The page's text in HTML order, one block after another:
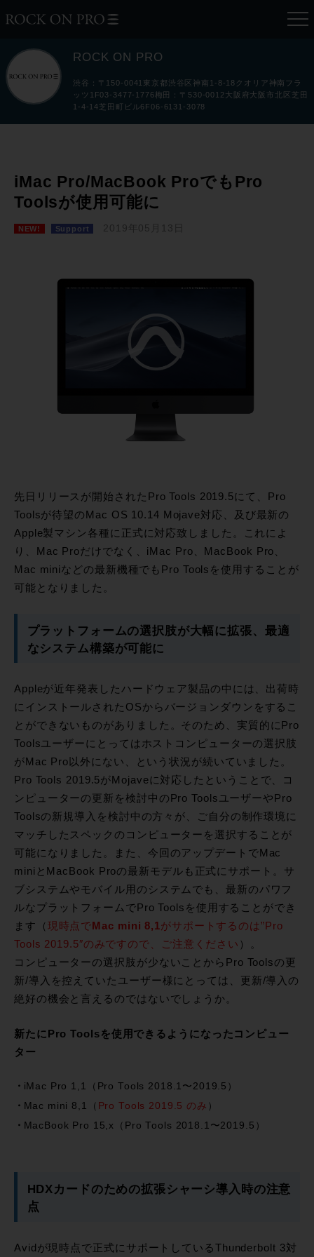
ROCK ON PRO
渋谷：〒150-0041東京都渋谷区神南1-8-18クオリア神南フラ
ッツ1F03-3477-1776梅田：〒530-0012大阪府大阪市北区芝田
1-4-14芝田町ビル6F06-6131-3078
iMac Pro/MacBook ProでもPro
Toolsが使用可能に
NEW! Support 2019年05月13日
先日リリースが開始されたPro Tools 2019.5にて、Pro
Toolsが待望のMac OS 10.14 Mojave対応、及び最新の
Apple製マシン各種に正式に対応致しました。これによ
り、Mac Proだけでなく、iMac Pro、MacBook Pro、
Mac miniなどの最新機種でもPro Toolsを使用することが
可能となりました。
プラットフォームの選択肢が大幅に拡張、最適
なシステム構築が可能に
Appleが近年発表したハードウェア製品の中には、出荷時
にインストールされたOSからバージョンダウンをするこ
とができないものがありました。そのため、実質的にPro
Toolsユーザーにとってはホストコンピューターの選択肢
がMac Pro以外にない、という状況が続いていました。
Pro Tools 2019.5がMojaveに対応したということで、コ
ンピューターの更新を検討中のPro ToolsユーザーやPro
Toolsの新規導入を検討中の方々が、ご自分の制作環境に
マッチしたスペックのコンピューターを選択することが
可能になりました。また、今回のアップデートでMac
miniとMacBook Proの最新モデルも正式にサポート。サ
ブシステムやモバイル用のシステムでも、最新のパワフ
ルなプラットフォームでPro Toolsを使用することができ
ます（ 現時点で Mac mini 8,1がサポートするのは”Pro
Tools 2019.5″のみですので、ご注意ください ）。
コンピューターの選択肢が少ないことからPro Toolsの更
新/導入を控えていたユーザー様にとっては、更新/導入の
絶好の機会と言えるのではないでしょうか。
新たにPro Toolsを使用できるようになったコンピュー
ター
iMac Pro 1,1（Pro Tools 2018.1〜2019.5）
Mac mini 8,1（ Pro Tools 2019.5 のみ ）
MacBook Pro 15,x（Pro Tools 2018.1〜2019.5）
HDXカードのための拡張シャーシ導入時の注意
点
Avidが現時点で正式にサポートしているThunderbolt 3対